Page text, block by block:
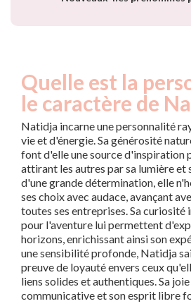
Quelle est la
le caractère de
Natidja incarne une personnalité
vie et d'énergie. Sa générosité
font d'elle une source d'inspiration
attirant les autres par sa lumière et
d'une grande détermination, elle
ses choix avec audace, avançant
toutes ses entreprises. Sa
pour l'aventure lui permettent
horizons, enrichissant ainsi son
une sensibilité profonde, Natidja
preuve de loyauté envers ceux
liens solides et authentiques. Sa
communicative et son esprit libre